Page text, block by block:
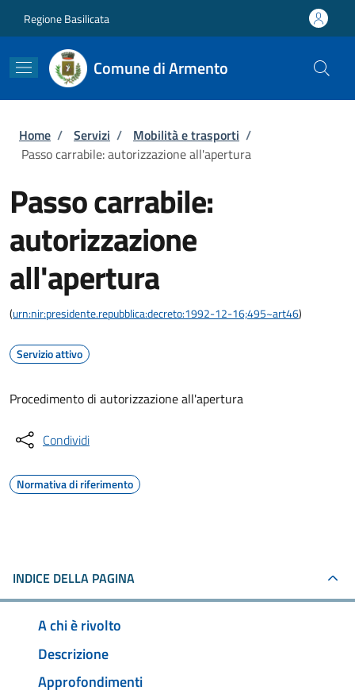
Regione Basilicata
Comune di Armento
Briciole di pane
Home / Servizi / Mobilità e trasporti /
Passo carrabile: autorizzazione all'apertura
Passo carrabile:
autorizzazione
all'apertura
(urn:nir:presidente.repubblica:decreto:1992-12-16;495~art46)
Servizio attivo
Procedimento di autorizzazione all'apertura
Condividi
Normativa di riferimento
INDICE DELLA PAGINA
A chi è rivolto
Descrizione
Approfondimenti